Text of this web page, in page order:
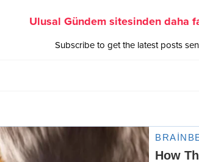
Ulusal Gündem sitesinden daha
Subscribe to get the latest posts